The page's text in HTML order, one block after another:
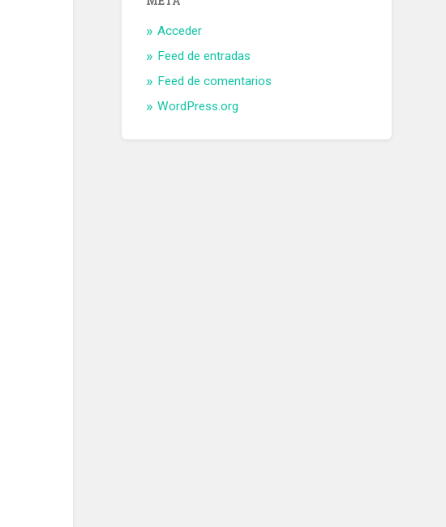
Acceder
Feed de entradas
Feed de comentarios
WordPress.org